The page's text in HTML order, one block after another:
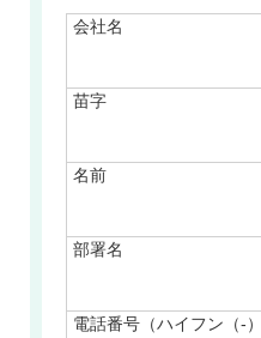
会社名
苗字
名前
部署名
電話番号（ハイフン（-